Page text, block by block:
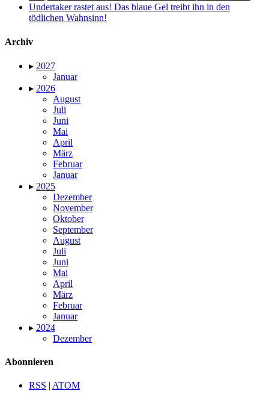
Undertaker rastet aus! Das blaue Gel treibt ihn in den
tödlichen Wahnsinn!
Archiv
▸ 2027
Januar
▸ 2026
August
Juli
Juni
Mai
April
März
Februar
Januar
▸ 2025
Dezember
November
Oktober
September
August
Juli
Juni
Mai
April
März
Februar
Januar
▸ 2024
Dezember
Abonnieren
RSS ATOM